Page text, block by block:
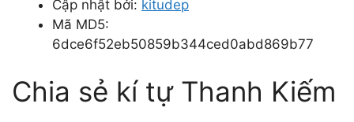
Cập nhật bởi: kitudep
Mã MD5:
6dce6f52eb50859b344ced0abd869b77
Chia sẻ kí tự Thanh Kiếm